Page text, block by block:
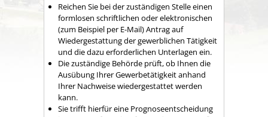
Reichen Sie bei der zuständigen Stelle einen
formlosen schriftlichen oder elektronischen
(zum Beispiel per E-Mail) Antrag auf
Wiedergestattung der gewerblichen Tätigkeit
und die dazu erforderlichen Unterlagen ein.
Die zuständige Behörde prüft, ob Ihnen die
Ausübung Ihrer Gewerbetätigkeit anhand
Ihrer Nachweise wiedergestattet werden
kann.
Sie trifft hierfür eine Prognoseentscheidung